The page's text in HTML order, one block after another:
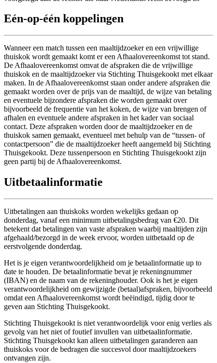
Eén-op-één koppelingen
Wanneer een match tussen een maaltijdzoeker en een vrijwillige
thuiskok wordt gemaakt komt er een Afhaalovereenkomst tot stand.
De Afhaalovereenkomst omvat de afspraken die de vrijwillige
thuiskok en de maaltijdzoeker via Stichting Thuisgekookt met elkaar
maken. In de Afhaalovereenkomst staan onder andere afspraken die
gemaakt worden over de prijs van de maaltijd, de wijze van betaling
en eventuele bijzondere afspraken die worden gemaakt over
bijvoorbeeld de frequentie van het koken, de wijze van brengen of
afhalen en eventuele andere afspraken in het kader van sociaal
contact. Deze afspraken worden door de maaltijdzoeker en de
thuiskok samen gemaakt, eventueel met behulp van de “tussen- of
contactpersoon” die de maaltijdzoeker heeft aangemeld bij Stichting
Thuisgekookt. Deze tussenpersoon en Stichting Thuisgekookt zijn
geen partij bij de Afhaalovereenkomst.
Uitbetaalinformatie
Uitbetalingen aan thuiskoks worden wekelijks gedaan op
donderdag, vanaf een minimum uitbetalingsbedrag van €20. Dit
betekent dat betalingen van vaste afspraken waarbij maaltijden zijn
afgehaald/bezorgd in de week ervoor, worden uitbetaald op de
eerstvolgende donderdag.
Het is je eigen verantwoordelijkheid om je betaalinformatie up to
date te houden. De betaalinformatie bevat je rekeningnummer
(IBAN) en de naam van de rekeninghouder. Ook is het je eigen
verantwoordelijkheid om gewijzigde (betaal)afspraken, bijvoorbeeld
omdat een Afhaalovereenkomst wordt beëindigd, tijdig door te
geven aan Stichting Thuisgekookt.
Stichting Thuisgekookt is niet verantwoordelijk voor enig verlies als
gevolg van het niet of foutief invullen van uitbetaalinformatie.
Stichting Thuisgekookt kan alleen uitbetalingen garanderen aan
thuiskoks voor de bedragen die succesvol door maaltijdzoekers
ontvangen zijn.